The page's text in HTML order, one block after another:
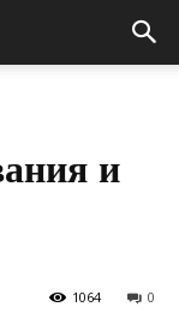
и
0
1064